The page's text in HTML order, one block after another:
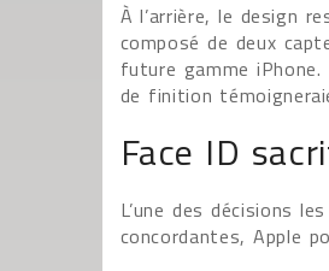
À l’arrière, le design
composé de deux
future gamme
de finition
Face ID
L’une des décisions
concordantes, Apple